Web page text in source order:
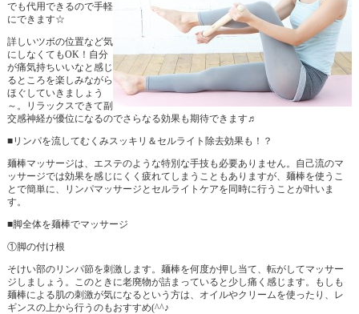
でも代用できるので手軽
にできます☆
詳しいツボの位置など気
にしなくてもOK！自分
が痛気持ちいいなと感じ
るところを楽しみながら
ほぐしていきましょう
～。リラックスできて副
交感神経が優位になるのでさらなる効果も期待できます♬
■リンパを流してむくみスッキリ＆セルライト除去効果も！？
麺棒マッサージは、エステのような特別な手技も必要ありません。自己流のマ
ッサージでは効果を感じにくく疲れてしまうこともありますが、麺棒を使うこ
とで簡単に、リンパマッサージとセルライトケアを同時に行うことが叶いま
す。
■脚全体を麺棒でマッサージ
①脚の付け根
そけい部のリンパ節を刺激します。麺棒を何度か押し当て、転がしてマッサー
ジしましょう。このときに老廃物が詰まっていると少し痛く感じます。もしも
麺棒による肌の刺激が気になるという方は、オイルやクリームを使ったり、レ
ギンスの上から行うのもおすすめ(^^♪